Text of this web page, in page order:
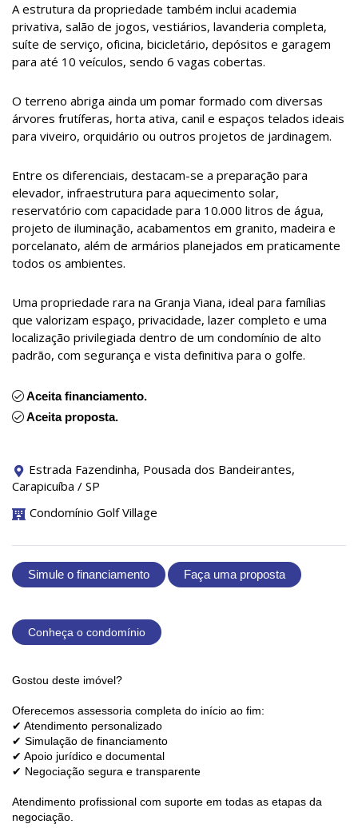
A estrutura da propriedade também inclui academia
privativa, salão de jogos, vestiários, lavanderia completa,
suíte de serviço, oficina, bicicletário, depósitos e garagem
para até 10 veículos, sendo 6 vagas cobertas.
O terreno abriga ainda um pomar formado com diversas
árvores frutíferas, horta ativa, canil e espaços telados ideais
para viveiro, orquidário ou outros projetos de jardinagem.
Entre os diferenciais, destacam-se a preparação para
elevador, infraestrutura para aquecimento solar,
reservatório com capacidade para 10.000 litros de água,
projeto de iluminação, acabamentos em granito, madeira e
porcelanato, além de armários planejados em praticamente
todos os ambientes.
Uma propriedade rara na Granja Viana, ideal para famílias
que valorizam espaço, privacidade, lazer completo e uma
localização privilegiada dentro de um condomínio de alto
padrão, com segurança e vista definitiva para o golfe.
Aceita financiamento.
Aceita proposta.
Estrada Fazendinha, Pousada dos Bandeirantes,
Carapicuíba / SP
Condomínio Golf Village
Simule o financiamento Faça uma proposta
Conheça o condomínio
Gostou deste imóvel?
Oferecemos assessoria completa do início ao fim:
✔ Atendimento personalizado
✔ Simulação de financiamento
✔ Apoio jurídico e documental
✔ Negociação segura e transparente
Atendimento profissional com suporte em todas as etapas da
negociação.